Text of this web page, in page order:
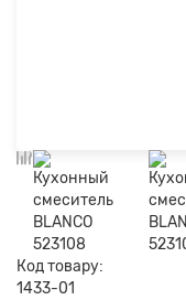
Код товару:
1433-01